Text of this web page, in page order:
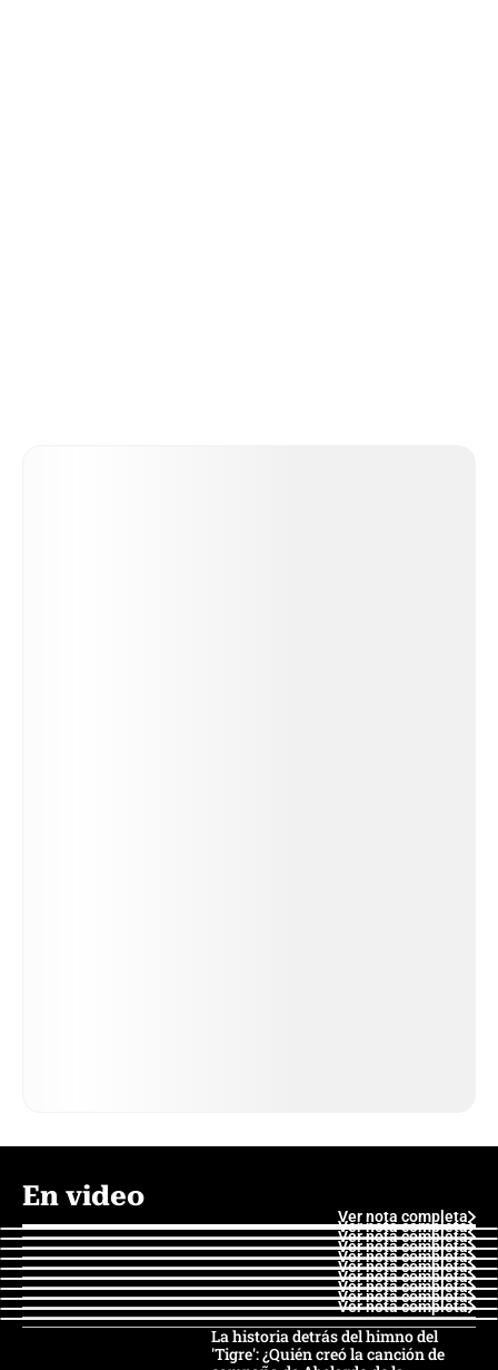
En video
Ver nota completa
Ver nota completa
Ver nota completa
Ver nota completa
Ver nota completa
Ver nota completa
Ver nota completa
Ver nota completa
Ver nota completa
Ver nota completa
La historia detrás del himno del
'Tigre': ¿Quién creó la canción de